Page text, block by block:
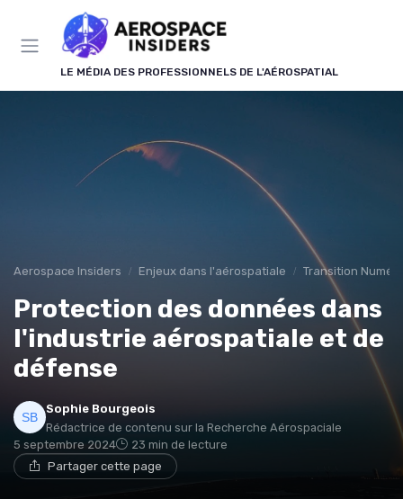
LE MÉDIA DES PROFESSIONNELS DE L'AÉROSPATIAL
Aerospace Insiders Enjeux dans l'aérospatiale Transition
Protection des données dans
l'industrie aérospatiale et de
défense
Sophie Bourgeois
Rédactrice de contenu sur la Recherche Aérospaciale
5 septembre 2024
23 min de lecture
Partager cette page
Panneau de gestion des cookies